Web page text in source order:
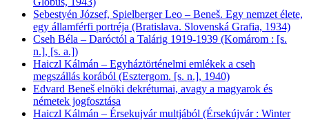
Sebestyén József, Spielberger Leo – Beneš. Egy nemzet élete,
egy államférfi portréja (Bratislava. Slovenská Grafia, 1934)
Cseh Béla – Daróctól a Talárig 1919-1939 (Komárom : [s.
n.], [s. a.])
Haiczl Kálmán – Egyháztörténelmi emlékek a cseh
megszállás korából (Esztergom. [s. n.], 1940)
Edvard Beneš elnöki dekrétumai, avagy a magyarok és
németek jogfosztása
Haiczl Kálmán – Érsekujvár multjából (Érsekújvár : Winter